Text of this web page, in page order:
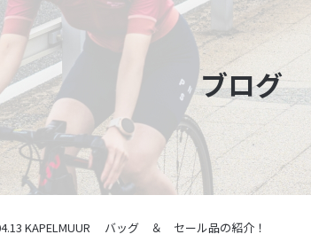
ブログ
KAPELMUUR バッグ ＆ セール品の紹介！